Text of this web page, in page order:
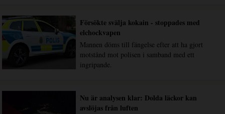
Försökte svälja kokain - stoppades med
elchockvapen
Mannen döms till fängelse efter att ha gjort
motstånd mot polisen i samband med ett
ingripande.
Nu är analysen klar: Dolda läckor kan
avslöjas från luften